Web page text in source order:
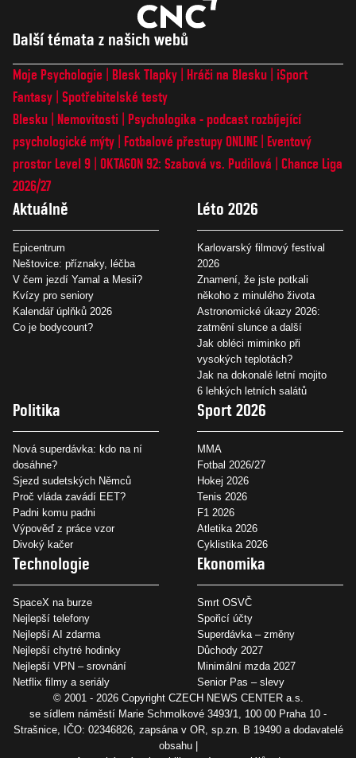
Další témata z našich webů
Moje Psychologie Blesk Tlapky Hráči na Blesku
iSport
Fantasy Spotřebitelské testy
Blesku
Nemovitosti
Psychologika - podcast rozbíjející
psychologické mýty
Fotbalové přestupy ONLINE
Eventový
prostor Level 9 OKTAGON 92: Szabová vs. Pudilová
Chance Liga
2026/27
Aktuálně
Epicentrum
Neštovice: příznaky, léčba
V čem jezdí Yamal a Mesii?
Kvízy pro seniory
Kalendář úplňků 2026
Co je bodycount?
Léto 2026
Karlovarský filmový festival
2026
Znamení, že jste potkali
někoho z minulého života
Astronomické úkazy 2026:
zatmění slunce a další
Jak obléci miminko při
vysokých teplotách?
Jak na dokonalé letní mojito
6 lehkých letních salátů
Politika
Nová superdávka: kdo na ní
dosáhne?
Sjezd sudetských Němců
Proč vláda zavádí EET?
Padni komu padni
Výpověď z práce vzor
Divoký kačer
Sport 2026
MMA
Fotbal 2026/27
Hokej 2026
Tenis 2026
F1 2026
Atletika 2026
Cyklistika 2026
Technologie
SpaceX na burze
Nejlepší telefony
Nejlepší AI zdarma
Nejlepší chytré hodinky
Nejlepší VPN – srovnání
Netflix filmy a seriály
Ekonomika
Smrt OSVČ
Spořicí účty
Superdávka – změny
Důchody 2027
Minimální mzda 2027
Senior Pas – slevy
© 2001 - 2026 Copyright CZECH NEWS CENTER a.s.
se sídlem náměstí Marie Schmolkové 3493/1, 100 00 Praha 10 -
Strašnice, IČO: 02346826, zapsána v OR, sp.zn. B 19490 a dodavatelé
obsahu